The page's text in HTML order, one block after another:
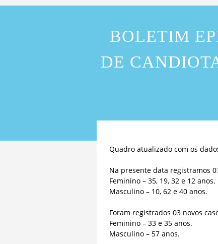
BOLETIM
DE
Quadro atualizado com os
Na presente data registramos
Feminino – 35, 19, 32 e 12 anos.
Masculino – 10, 62 e 40 anos.
Foram registrados 03 novos
Feminino – 33 e 35 anos.
Masculino – 57 anos.